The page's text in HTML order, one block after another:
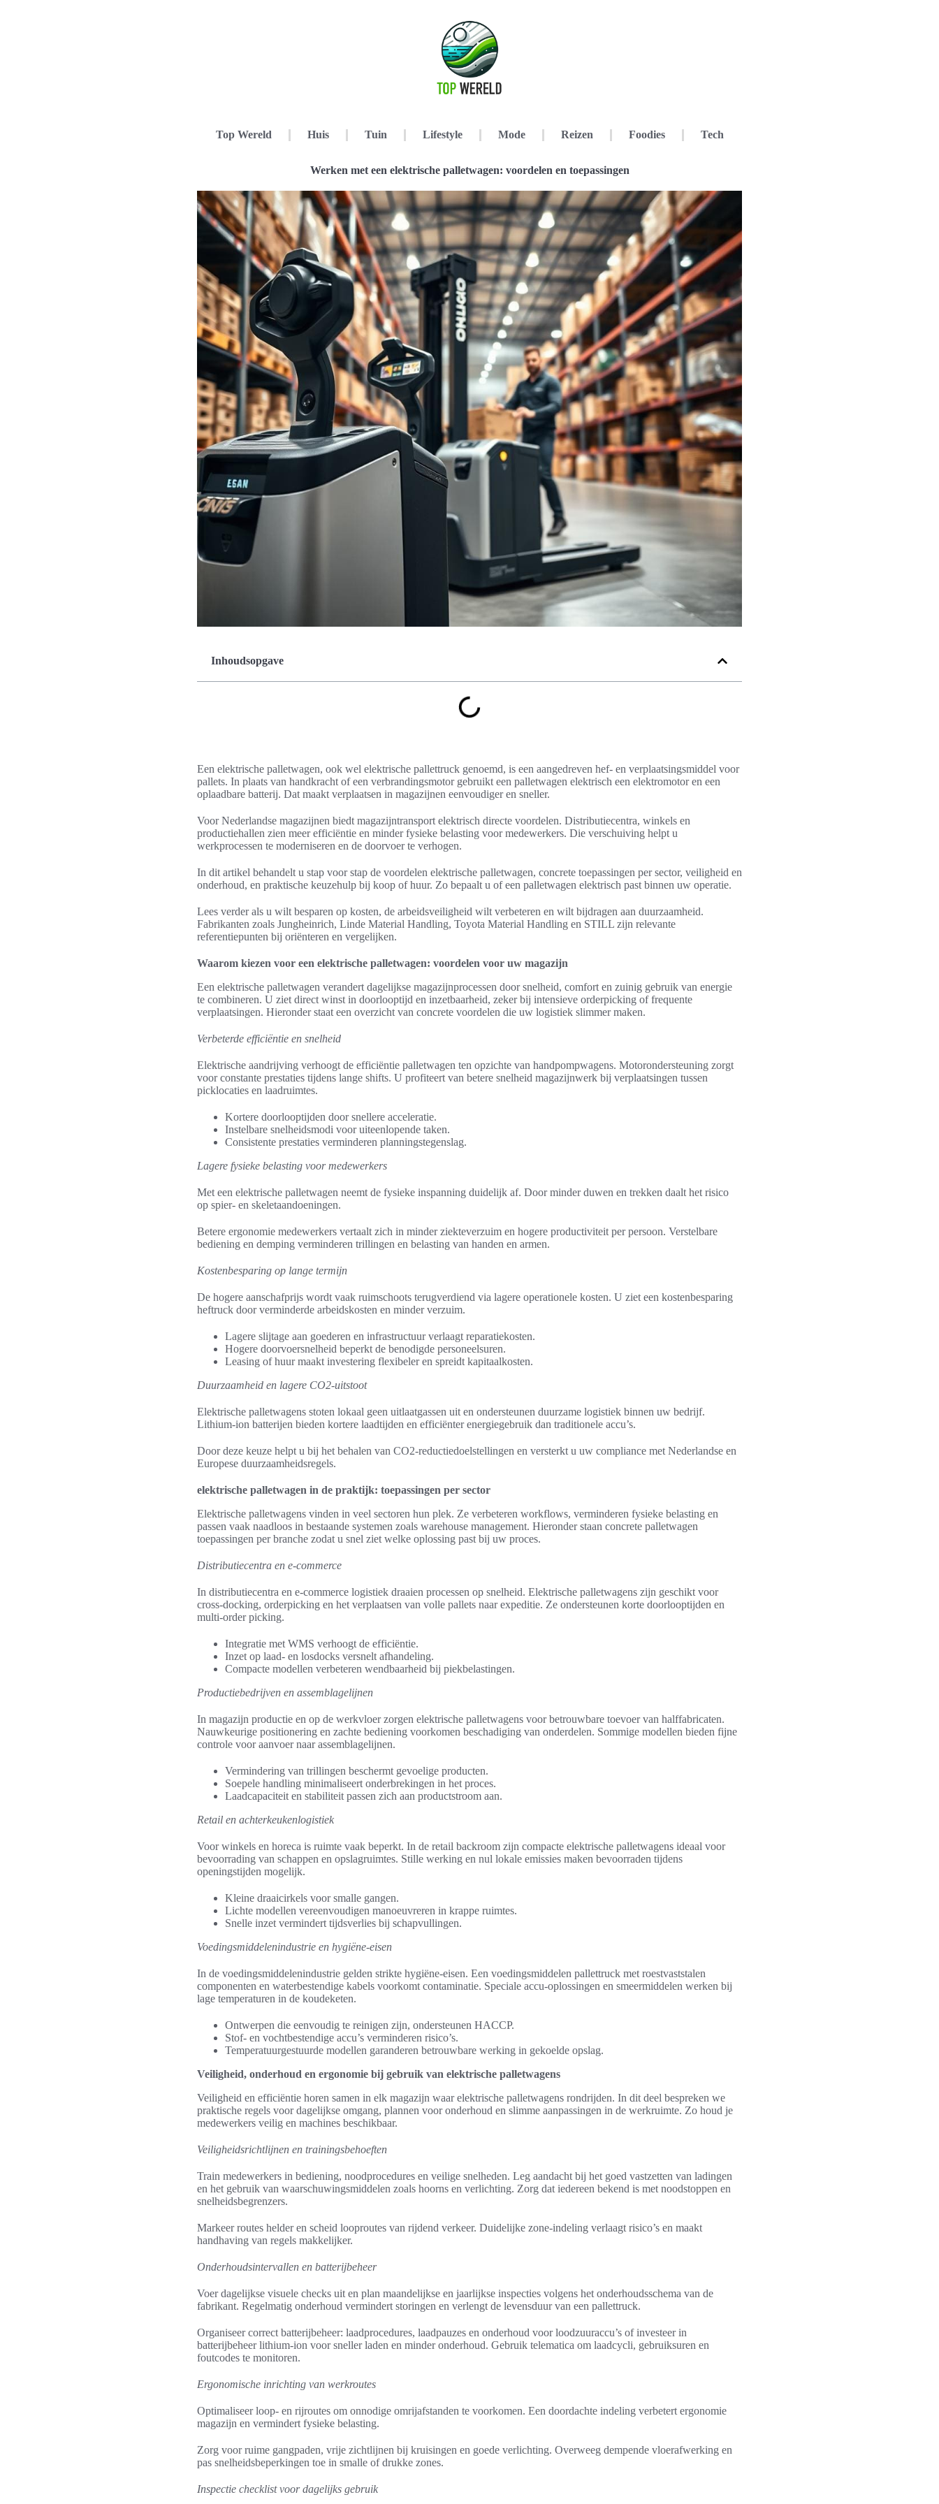
Top Wereld Huis Tuin Lifestyle Mode Reizen Foodies Tech
Werken met een elektrische palletwagen: voordelen en toepassingen
Inhoudsopgave
Een elektrische palletwagen, ook wel elektrische pallettruck genoemd, is een aangedreven hef- en verplaatsingsmiddel voor
pallets. In plaats van handkracht of een verbrandingsmotor gebruikt een palletwagen elektrisch een elektromotor en een
oplaadbare batterij. Dat maakt verplaatsen in magazijnen eenvoudiger en sneller.
Voor Nederlandse magazijnen biedt magazijntransport elektrisch directe voordelen. Distributiecentra, winkels en
productiehallen zien meer efficiëntie en minder fysieke belasting voor medewerkers. Die verschuiving helpt u
werkprocessen te moderniseren en de doorvoer te verhogen.
In dit artikel behandelt u stap voor stap de voordelen elektrische palletwagen, concrete toepassingen per sector, veiligheid en
onderhoud, en praktische keuzehulp bij koop of huur. Zo bepaalt u of een palletwagen elektrisch past binnen uw operatie.
Lees verder als u wilt besparen op kosten, de arbeidsveiligheid wilt verbeteren en wilt bijdragen aan duurzaamheid.
Fabrikanten zoals Jungheinrich, Linde Material Handling, Toyota Material Handling en STILL zijn relevante
referentiepunten bij oriënteren en vergelijken.
Waarom kiezen voor een elektrische palletwagen: voordelen voor uw magazijn
Een elektrische palletwagen verandert dagelijkse magazijnprocessen door snelheid, comfort en zuinig gebruik van energie
te combineren. U ziet direct winst in doorlooptijd en inzetbaarheid, zeker bij intensieve orderpicking of frequente
verplaatsingen. Hieronder staat een overzicht van concrete voordelen die uw logistiek slimmer maken.
Verbeterde efficiëntie en snelheid
Elektrische aandrijving verhoogt de efficiëntie palletwagen ten opzichte van handpompwagens. Motorondersteuning zorgt
voor constante prestaties tijdens lange shifts. U profiteert van betere snelheid magazijnwerk bij verplaatsingen tussen
picklocaties en laadruimtes.
Kortere doorlooptijden door snellere acceleratie.
Instelbare snelheidsmodi voor uiteenlopende taken.
Consistente prestaties verminderen planningstegenslag.
Lagere fysieke belasting voor medewerkers
Met een elektrische palletwagen neemt de fysieke inspanning duidelijk af. Door minder duwen en trekken daalt het risico
op spier- en skeletaandoeningen.
Betere ergonomie medewerkers vertaalt zich in minder ziekteverzuim en hogere productiviteit per persoon. Verstelbare
bediening en demping verminderen trillingen en belasting van handen en armen.
Kostenbesparing op lange termijn
De hogere aanschafprijs wordt vaak ruimschoots terugverdiend via lagere operationele kosten. U ziet een kostenbesparing
heftruck door verminderde arbeidskosten en minder verzuim.
Lagere slijtage aan goederen en infrastructuur verlaagt reparatiekosten.
Hogere doorvoersnelheid beperkt de benodigde personeelsuren.
Leasing of huur maakt investering flexibeler en spreidt kapitaalkosten.
Duurzaamheid en lagere CO2-uitstoot
Elektrische palletwagens stoten lokaal geen uitlaatgassen uit en ondersteunen duurzame logistiek binnen uw bedrijf.
Lithium-ion batterijen bieden kortere laadtijden en efficiënter energiegebruik dan traditionele accu’s.
Door deze keuze helpt u bij het behalen van CO2-reductiedoelstellingen en versterkt u uw compliance met Nederlandse en
Europese duurzaamheidsregels.
elektrische palletwagen in de praktijk: toepassingen per sector
Elektrische palletwagens vinden in veel sectoren hun plek. Ze verbeteren workflows, verminderen fysieke belasting en
passen vaak naadloos in bestaande systemen zoals warehouse management. Hieronder staan concrete palletwagen
toepassingen per branche zodat u snel ziet welke oplossing past bij uw proces.
Distributiecentra en e-commerce
In distributiecentra en e-commerce logistiek draaien processen op snelheid. Elektrische palletwagens zijn geschikt voor
cross-docking, orderpicking en het verplaatsen van volle pallets naar expeditie. Ze ondersteunen korte doorlooptijden en
multi-order picking.
Integratie met WMS verhoogt de efficiëntie.
Inzet op laad- en losdocks versnelt afhandeling.
Compacte modellen verbeteren wendbaarheid bij piekbelastingen.
Productiebedrijven en assemblagelijnen
In magazijn productie en op de werkvloer zorgen elektrische palletwagens voor betrouwbare toevoer van halffabricaten.
Nauwkeurige positionering en zachte bediening voorkomen beschadiging van onderdelen. Sommige modellen bieden fijne
controle voor aanvoer naar assemblagelijnen.
Vermindering van trillingen beschermt gevoelige producten.
Soepele handling minimaliseert onderbrekingen in het proces.
Laadcapaciteit en stabiliteit passen zich aan productstroom aan.
Retail en achterkeukenlogistiek
Voor winkels en horeca is ruimte vaak beperkt. In de retail backroom zijn compacte elektrische palletwagens ideaal voor
bevoorrading van schappen en opslagruimtes. Stille werking en nul lokale emissies maken bevoorraden tijdens
openingstijden mogelijk.
Kleine draaicirkels voor smalle gangen.
Lichte modellen vereenvoudigen manoeuvreren in krappe ruimtes.
Snelle inzet vermindert tijdsverlies bij schapvullingen.
Voedingsmiddelenindustrie en hygiëne-eisen
In de voedingsmiddelenindustrie gelden strikte hygiëne-eisen. Een voedingsmiddelen pallettruck met roestvaststalen
componenten en waterbestendige kabels voorkomt contaminatie. Speciale accu-oplossingen en smeermiddelen werken bij
lage temperaturen in de koudeketen.
Ontwerpen die eenvoudig te reinigen zijn, ondersteunen HACCP.
Stof- en vochtbestendige accu’s verminderen risico’s.
Temperatuurgestuurde modellen garanderen betrouwbare werking in gekoelde opslag.
Veiligheid, onderhoud en ergonomie bij gebruik van elektrische palletwagens
Veiligheid en efficiëntie horen samen in elk magazijn waar elektrische palletwagens rondrijden. In dit deel bespreken we
praktische regels voor dagelijkse omgang, plannen voor onderhoud en slimme aanpassingen in de werkruimte. Zo houd je
medewerkers veilig en machines beschikbaar.
Veiligheidsrichtlijnen en trainingsbehoeften
Train medewerkers in bediening, noodprocedures en veilige snelheden. Leg aandacht bij het goed vastzetten van ladingen
en het gebruik van waarschuwingsmiddelen zoals hoorns en verlichting. Zorg dat iedereen bekend is met noodstoppen en
snelheidsbegrenzers.
Markeer routes helder en scheid looproutes van rijdend verkeer. Duidelijke zone-indeling verlaagt risico’s en maakt
handhaving van regels makkelijker.
Onderhoudsintervallen en batterijbeheer
Voer dagelijkse visuele checks uit en plan maandelijkse en jaarlijkse inspecties volgens het onderhoudsschema van de
fabrikant. Regelmatig onderhoud vermindert storingen en verlengt de levensduur van een pallettruck.
Organiseer correct batterijbeheer: laadprocedures, laadpauzes en onderhoud voor loodzuuraccu’s of investeer in
batterijbeheer lithium-ion voor sneller laden en minder onderhoud. Gebruik telematica om laadcycli, gebruiksuren en
foutcodes te monitoren.
Ergonomische inrichting van werkroutes
Optimaliseer loop- en rijroutes om onnodige omrijafstanden te voorkomen. Een doordachte indeling verbetert ergonomie
magazijn en vermindert fysieke belasting.
Zorg voor ruime gangpaden, vrije zichtlijnen bij kruisingen en goede verlichting. Overweeg dempende vloerafwerking en
pas snelheidsbeperkingen toe in smalle of drukke zones.
Inspectie checklist voor dagelijks gebruik